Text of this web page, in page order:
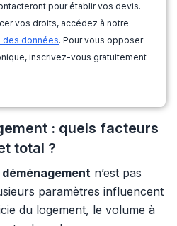
pour établir vos devis.
vos droits, accédez à notre
données. Pour vous opposer
inscrivez-vous gratuitement
: quels facteurs
total ?
n’est pas
paramètres influencent
du logement, le volume à